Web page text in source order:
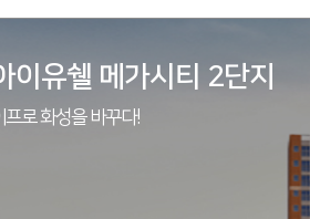
이유쉘 메가시티 2단지
로 화성을 바꾸다!